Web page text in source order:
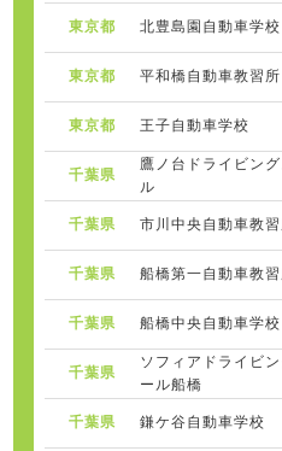
東京都 北豊島園自動車学校
東京都 平和橋自動車教習所
東京都 王子自動車学校
千葉県
鷹ノ台ドライビン
ル
千葉県 市川中央自動車教
千葉県 船橋第一自動車教
千葉県 船橋中央自動車学校
千葉県
ソフィアドライビン
ール船橋
千葉県 鎌ケ谷自動車学校